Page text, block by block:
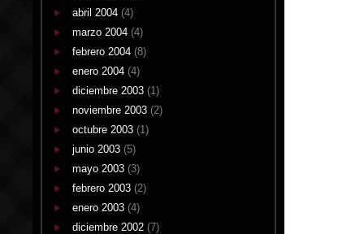
abril 2004 (4)
marzo 2004 (4)
febrero 2004 (8)
enero 2004 (4)
diciembre 2003 (1)
noviembre 2003 (2)
octubre 2003 (1)
junio 2003 (5)
mayo 2003 (3)
febrero 2003 (2)
enero 2003 (4)
diciembre 2002 (7)